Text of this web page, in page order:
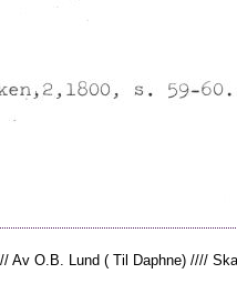
Av O.B. Lund ( Til Daphne) ////